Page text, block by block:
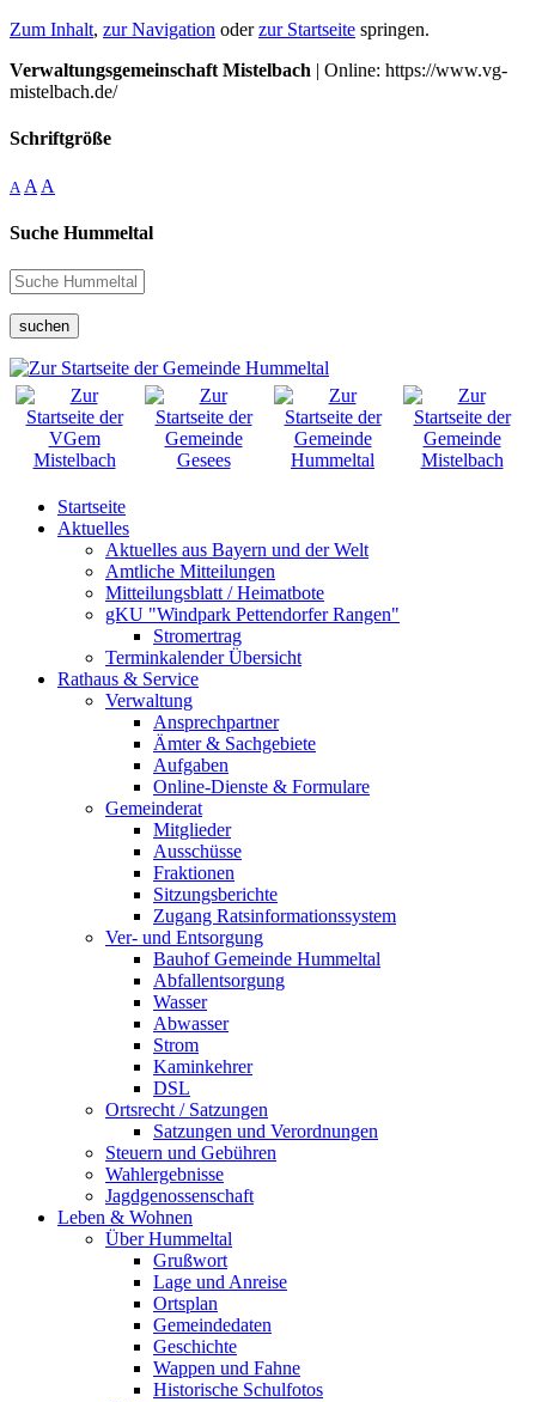
Zum Inhalt, zur Navigation oderzur Startseite springen.
Verwaltungsgemeinschaft Mistelbach | Online: https://www.vg-
mistelbach.de/
Schriftgröße
A A A
Suche Hummeltal
suchen
Startseite
Aktuelles
Aktuelles aus Bayern und der Welt
Amtliche Mitteilungen
Mitteilungsblatt / Heimatbote
gKU "Windpark Pettendorfer Rangen"
Stromertrag
Terminkalender Übersicht
Rathaus & Service
Verwaltung
Ansprechpartner
Ämter & Sachgebiete
Aufgaben
Online-Dienste & Formulare
Gemeinderat
Mitglieder
Ausschüsse
Fraktionen
Sitzungsberichte
Zugang Ratsinformationssystem
Ver- und Entsorgung
Bauhof Gemeinde Hummeltal
Abfallentsorgung
Wasser
Abwasser
Strom
Kaminkehrer
DSL
Ortsrecht / Satzungen
Satzungen und Verordnungen
Steuern und Gebühren
Wahlergebnisse
Jagdgenossenschaft
Leben & Wohnen
Über Hummeltal
Grußwort
Lage und Anreise
Ortsplan
Gemeindedaten
Geschichte
Wappen und Fahne
Historische Schulfotos